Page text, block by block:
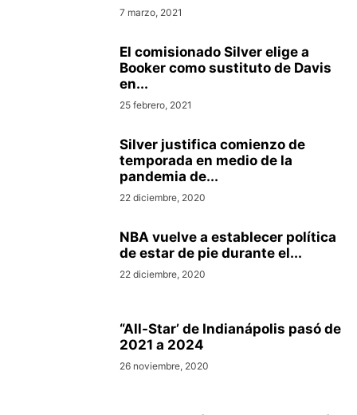
7 marzo, 2021
El comisionado Silver elige a
Booker como sustituto de Davis
en...
25 febrero, 2021
Silver justifica comienzo de
temporada en medio de la
pandemia de...
22 diciembre, 2020
NBA vuelve a establecer política
de estar de pie durante el...
22 diciembre, 2020
“All-Star’ de Indianápolis pasó de
2021 a 2024
26 noviembre, 2020